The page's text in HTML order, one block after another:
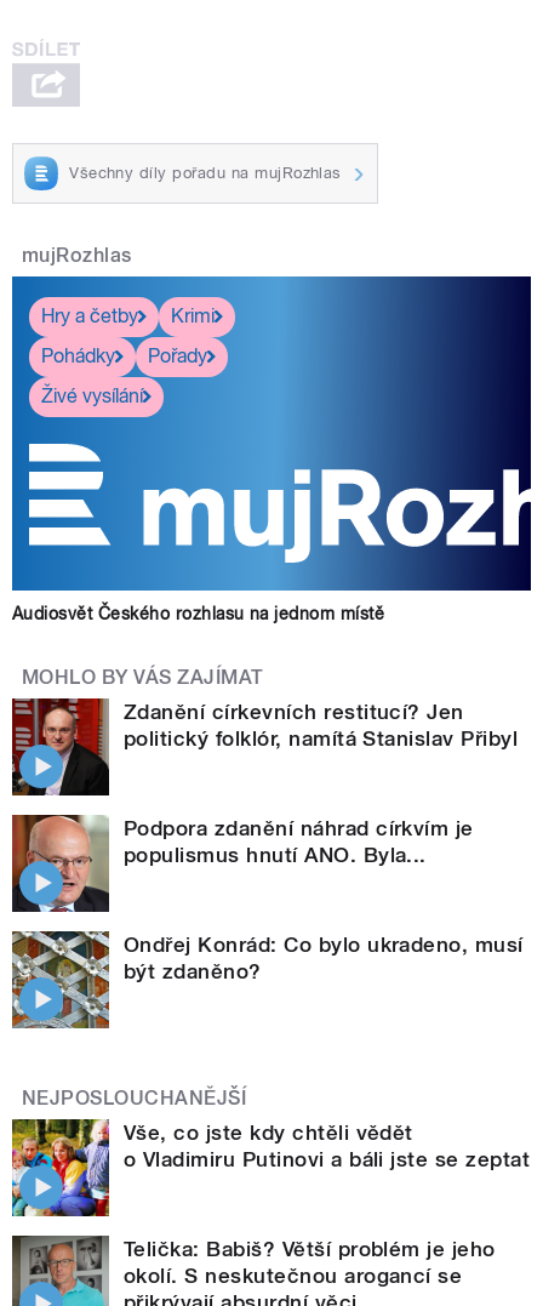
Všechny díly pořadu na mujRozhlas
mujRozhlas
Hry a četby
Krimi
Pohádky
Pořady
Živé vysílání
Audiosvět Českého rozhlasu na jednom místě
MOHLO BY VÁS ZAJÍMAT
Zdanění církevních restitucí? Jen
politický folklór, namítá Stanislav Přibyl
Podpora zdanění náhrad církvím je
populismus hnutí ANO. Byla...
Ondřej Konrád: Co bylo ukradeno, musí
být zdaněno?
NEJPOSLOUCHANĚJŠÍ
Vše, co jste kdy chtěli vědět
o Vladimiru Putinovi a báli jste se zeptat
Telička: Babiš? Větší problém je jeho
okolí. S neskutečnou arogancí se